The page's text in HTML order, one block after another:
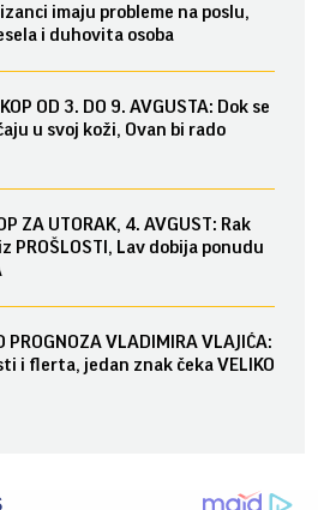
imaju probleme na poslu,
i duhovita osoba
OD 3. DO 9. AVGUSTA: Dok se
u svoj koži, Ovan bi rado
ZA UTORAK, 4. AVGUST: Rak
PROŠLOSTI, Lav dobija ponudu
PROGNOZA VLADIMIRA VLAJIĆA:
i flerta, jedan znak čeka VELIKO